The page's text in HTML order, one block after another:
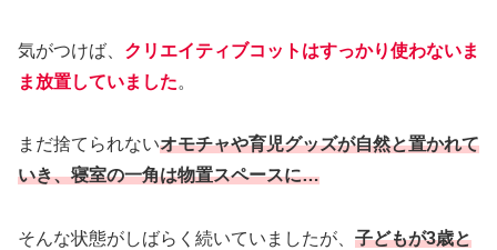
気がつけば、 クリエイティブコットはすっかり使わないま
ま放置していました。
まだ捨てられないオモチャや育児グッズが自然と置かれて
いき、寝室の一角は物置スペースに…
そんな状態がしばらく続いていましたが、 子どもが3歳と